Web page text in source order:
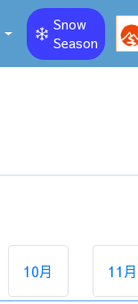
Snow
Season
10月 11月